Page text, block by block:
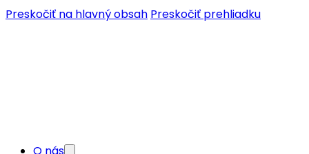
Preskočiť na hlavný obsah Preskočiť prehliadku